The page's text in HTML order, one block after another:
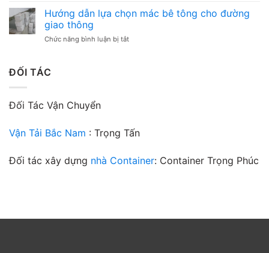
vượt
vững
công
tông
lót
là
Hướng dẫn lựa chọn mác bê tông cho đường
giao thông
Chức năng bình luận bị tắtở
đường
ĐỐI TÁC
Đối Tác Vận Chuyển
Vận Tải Bắc Nam : Trọng Tấn
Đối tác xây dựng nhà Container: Container Trọng Phúc